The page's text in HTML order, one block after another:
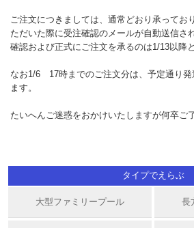
ご注文につきましては、通常どおり承ってお
ただいた際に受注確認のメールが自動送信さ
確認および正式にご注文を承るのは1/13以降
なお1/6 17時までのご注文分は、予定通り発
ます。
たいへんご迷惑をおかけいたしますが何卒ご
タイプでえらぶ
大型ファミリープール 長